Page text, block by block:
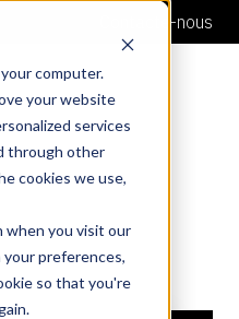
computer.
your website
services
through other
cookies we use,
when you visit our
preferences,
so that you're
pour les traductions
Contacte-nous